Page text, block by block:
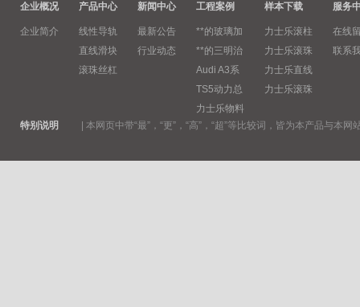
企业概况
企业简介
产品中心
线性导轨
直线滑块
滚珠丝杠
新闻中心
最新公告
行业动态
工程案例
**的玻璃加
**的三明治
Audi A3系
TS5动力总
力士乐物料
样本下载
力士乐滚柱
力士乐滚珠
力士乐直线
力士乐滚珠
服务
在线
联系
特别说明 本网页中带“最”，“更”，“高”，“超”等比较词，皆为本产品与本网